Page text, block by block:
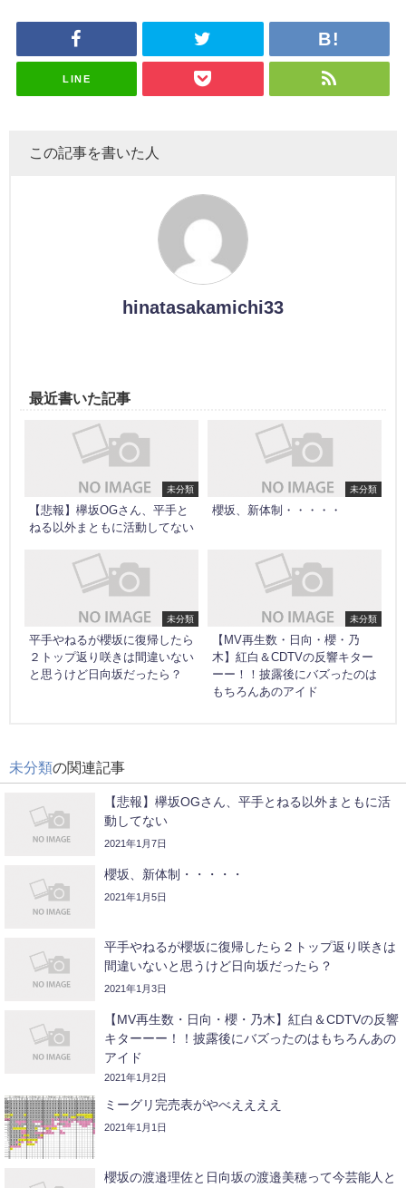
がこちら
ざわつかせ
「ラヴィッ
スタジオ出
ざわつかせ
さんに恐怖
ナンタラ】
LINE
この記事を書いた人
hinatasakamichi33
最近書いた記事
未分類
【悲報】欅坂OGさん、平手と
ねる以外まともに活動してない
未分類
櫻坂、新体制・・・・・
未分類
平手やねるが櫻坂に復帰したら
２トップ返り咲きは間違いない
と思うけど日向坂だったら？
未分類
【MV再生数・日向・櫻・乃
木】紅白＆CDTVの反響キター
ーー！！披露後にバズったのは
もちろんあのアイド
未分類の関連記事
【悲報】欅坂OGさん、平手とねる以外まともに活
動してない
2021年1月7日
櫻坂、新体制・・・・・
2021年1月5日
平手やねるが櫻坂に復帰したら２トップ返り咲きは
間違いないと思うけど日向坂だったら？
2021年1月3日
【MV再生数・日向・櫻・乃木】紅白＆CDTVの反響
キターーー！！披露後にバズったのはもちろんあの
アイド
2021年1月2日
ミーグリ完売表がやべええええ
2021年1月1日
櫻坂の渡邉理佐と日向坂の渡邉美穂って今芸能人と